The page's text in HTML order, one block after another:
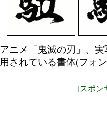
アニメ「鬼滅の刃」、
用されている書体(フォ
[スポン